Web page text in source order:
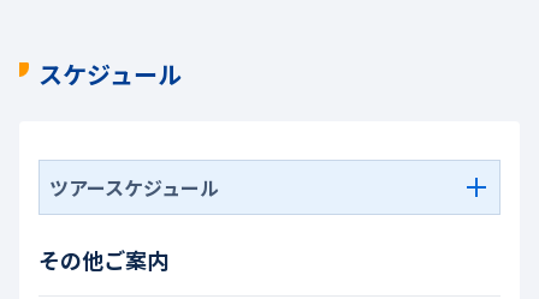
スケジュール
ツアースケジュール
その他ご案内